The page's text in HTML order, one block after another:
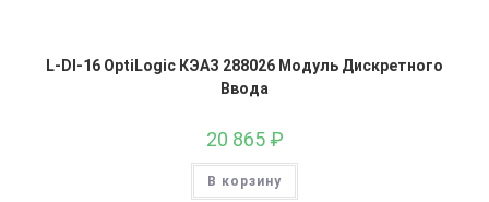
L-DI-16 OptiLogic КЭАЗ 288026 Модуль Дискретного
Ввода
20 865 ₽
В корзину